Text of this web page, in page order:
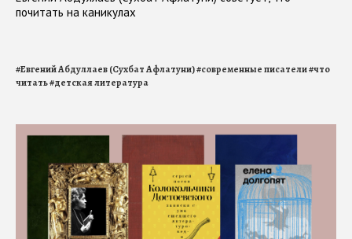
почитать на каникулах
#Евгений Абдуллаев (Сухбат Афлатуни)#современные писатели#что
читать#детская литература